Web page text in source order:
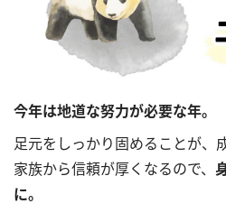
今年は地道な努力が必要な年。
足元をしっかり固めることが、
家族から信頼が厚くなるので、
に。